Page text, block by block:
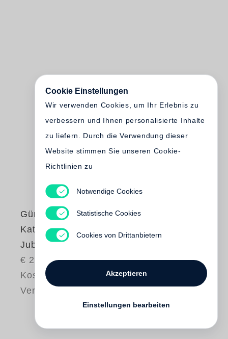
Günter Grass
Katz und Maus -
Jubiläumsausgabe
€ 20.00
Kostenloser
Versand
Cookie Einstellungen
Wir verwenden Cookies, um Ihr Erlebnis zu
verbessern und Ihnen personalisierte Inhalte
zu liefern. Durch die Verwendung dieser
Website stimmen Sie unseren Cookie-
Richtlinien zu
Notwendige Cookies
Statistische Cookies
Cookies von Drittanbietern
Akzeptieren
Einstellungen bearbeiten